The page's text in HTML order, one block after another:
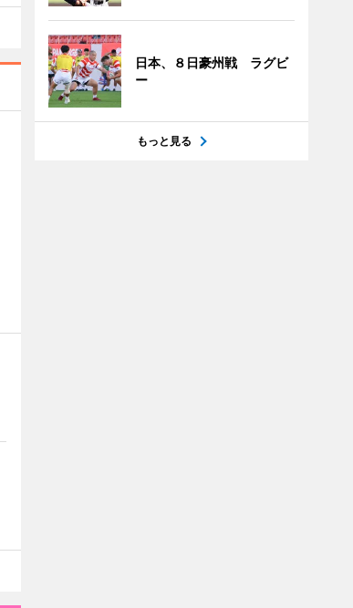
日本、８日豪州戦 ラグビ
ー
もっと見る